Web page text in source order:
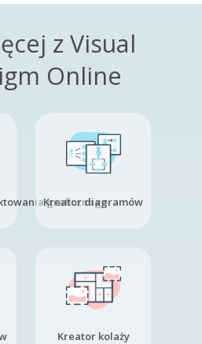
z Visual
Online
graficznego
Kreator diagramów
Kreator kolaży